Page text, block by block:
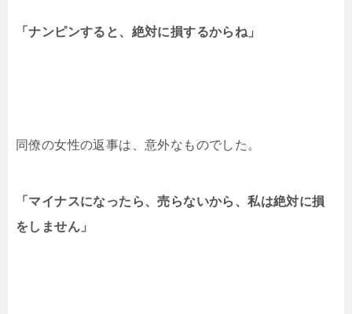
「ナンピンすると、絶対に損するからね」
同僚の女性の返事は、意外なものでした。
「マイナスになったら、売らないから、私は絶対に損
をしません」